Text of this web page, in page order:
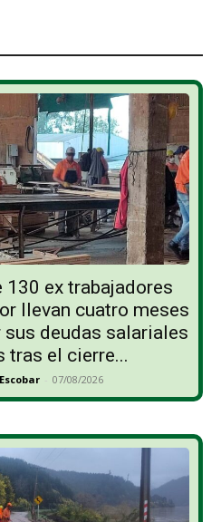
ex trabajadores
llevan cuatro meses
deudas salariales
tras el cierre...
- 07/08/2026